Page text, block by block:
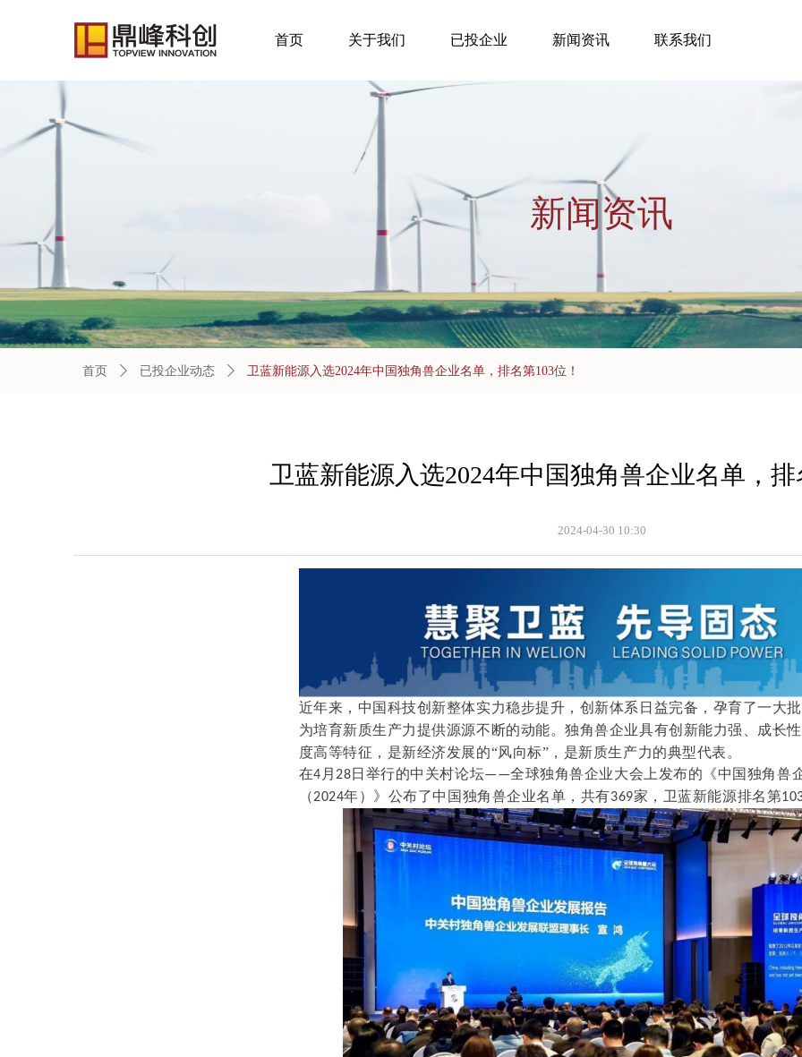
首页 关于我们 已投企业 新闻资讯 联系我们
卫蓝新能源入选2024年中国独角兽企业名单，
近年来，中国科技创新整体实力稳步提升，创新体系日益完备，孕育了一大
为培育新质生产力提供源源不断的动能。独角兽企业具有创新能力强、成长
度高等特征，是新经济发展的“风向标”，是新质生产力的典型代表。
在4 月 28日举行的中关村论坛——全球独角兽企业大会上发布的《中国独角兽
（2024年）》公布了中国独角兽企业名单，共有369家 ， 卫蓝新能源排名第
2024-04-30 10:30
首页 ꄲ 已投企业动态 ꄲ 卫蓝新能源入选2024年中国独角兽企业名单，排名第103位！
新闻资讯